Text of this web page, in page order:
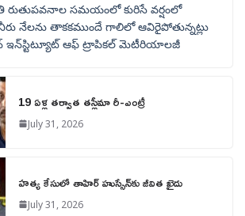
రుతుపవనాల సమయంలో కురిసే వర్షంలో
నేలను తాకకముందే గాలిలో ఆవిరైపోతున్నట్లు
ఆఫ్ ట్రాపికల్ మెటీరియాలజీ
19 ఏళ్ల తర్వాత తస్లీమా రీ-ఎంట్రీ
July 31, 2026
హత్య కేసులో తాహిర్ హుస్సేన్‌కు జీవిత ఖైదు
July 31, 2026